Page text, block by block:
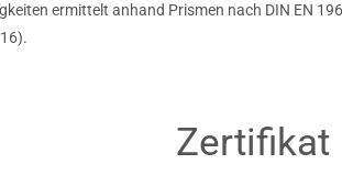
ermittelt anhand Prismen nach DIN EN
Zertifikat